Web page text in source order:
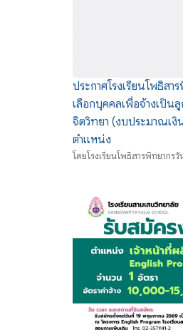
ประกาศโรงเรียนโพธิสา
เลือกบุคคลเพื่อจ้างเป็น
จิตวิทยา (งบประมาณเงิ
ตำแหน่ง
โดยโรงเรียนโพธิสารพิทยากรวั